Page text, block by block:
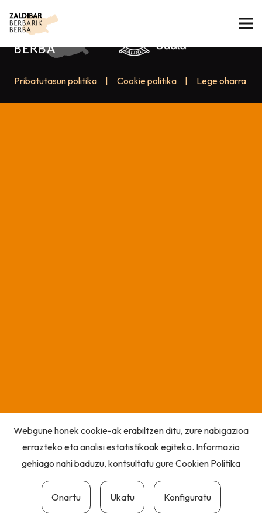
Pribatutasun politika Cookie politika Lege oharra
Webgune honek cookie-ak erabiltzen ditu, zure nabigazioa
errazteko eta analisi estatistikoak egiteko. Informazio
gehiago nahi baduzu, kontsultatu gureCookien Politika
Onartu Ukatu Konfiguratu